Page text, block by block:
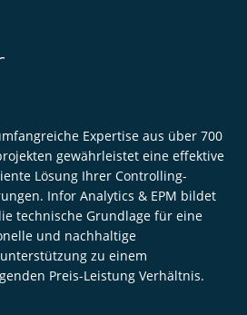
Expertise aus über 700
gewährleistet eine effektive
Lösung Ihrer Controlling-
Infor Analytics & EPM bildet
technische Grundlage für eine
und nachhaltige
zu einem
Preis-Leistung Verhältnis.